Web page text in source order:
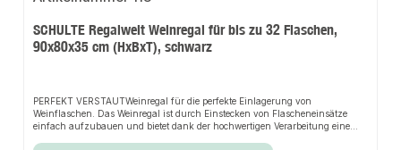
SCHULTE Regalwelt Weinregal für bis zu 32 Flaschen,
90x80x35 cm (HxBxT), schwarz
PERFEKT VERSTAUTWeinregal für die perfekte Einlagerung von
Weinflaschen. Das Weinregal ist durch Einstecken von Flascheneinsätze
einfach aufzubauen und bietet dank der hochwertigen Verarbeitung eine